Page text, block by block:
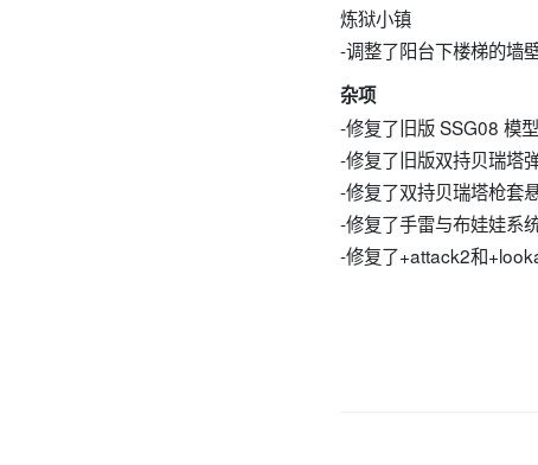
炼狱小镇
-调整了阳台下楼梯的墙
杂项
-修复了旧版 SSG08 模型
-修复了旧版双持贝瑞塔
-修复了双持贝瑞塔枪套
-修复了手雷与布娃娃系
-修复了+attack2和